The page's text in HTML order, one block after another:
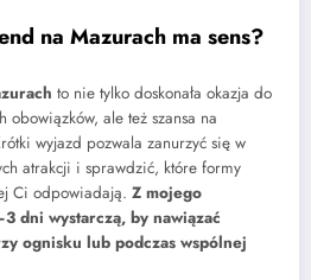
na Mazurach ma sens?
to nie tylko doskonała okazja do
obowiązków, ale też szansa na
wyjazd pozwala zanurzyć się w
atrakcji i sprawdzić, które formy
Ci odpowiadają. Z mojego
dni wystarczą, by nawiązać
ognisku lub podczas wspólnej